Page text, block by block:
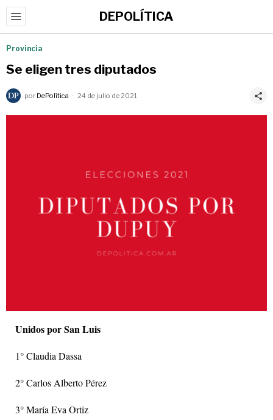
DEPOLÍTICA
Provincia
Se eligen tres diputados
por DePolítica 24 de julio de 2021
Unidos por San Luis
1° Claudia Dassa
2° Carlos Alberto Pérez
3° María Eva Ortiz